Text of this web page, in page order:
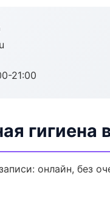
21:00
гигиена
онлайн, без